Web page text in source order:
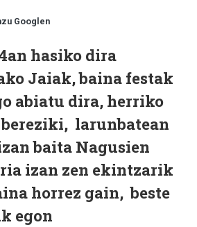
Googlen
hasiko dira
Jaiak, baina festak
abiatu dira, herriko
larunbatean
baita Nagusien
izan zen ekintzarik
horrez gain, beste
egon